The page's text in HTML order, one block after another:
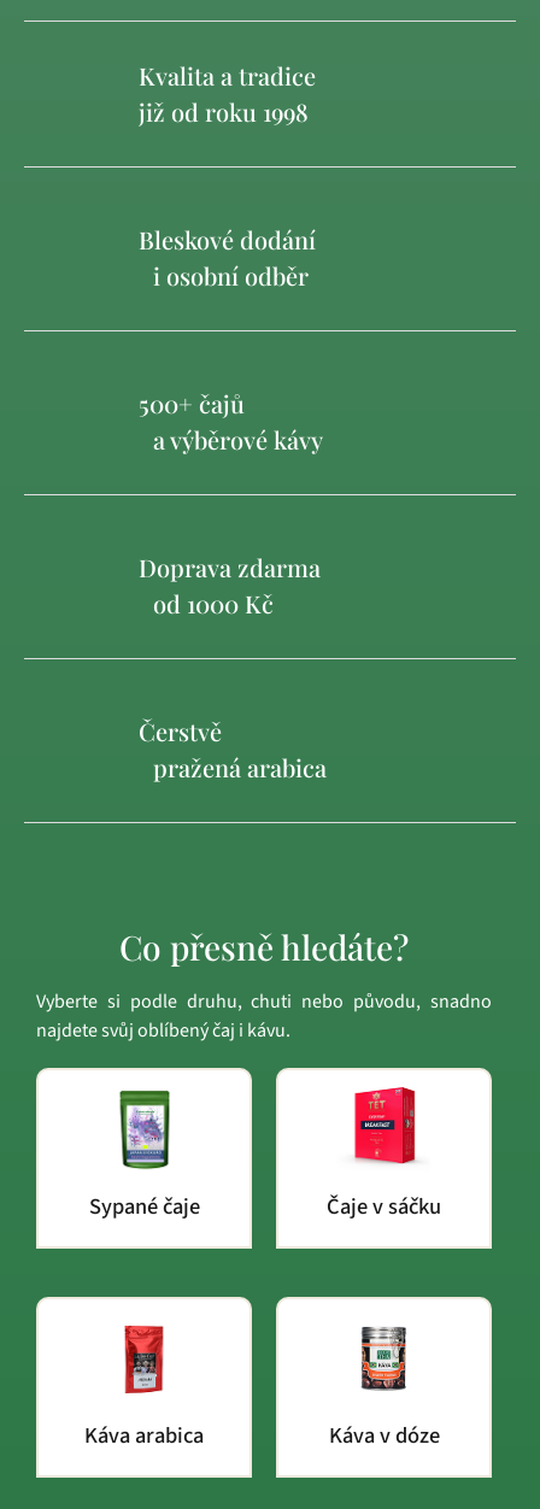
Kvalita a tradice
již od roku 1998
Bleskové dodání
i osobní odběr
500+ čajů
a výběrové kávy
Doprava zdarma
od 1000 Kč
Čerstvě
pražená arabica
Co přesně hledáte?
Vyberte si podle druhu, chuti nebo původu, snadno
najdete svůj oblíbený čaj i kávu.
Sypané čaje Čaje v sáčku
Káva arabica Káva v dóze